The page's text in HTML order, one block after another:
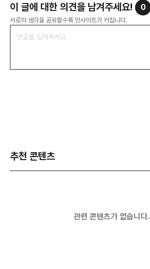
이 글에 대한 의견을 남겨주세요! 0
서로의 생각을 공유할수록 인사이트가 커집니다.
추천 콘텐츠
관련 콘텐츠가 없습니다.